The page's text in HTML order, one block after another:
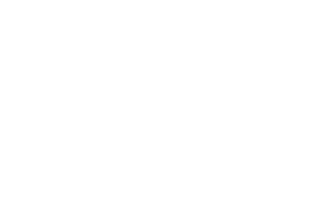
，誠摯邀請十方善信大德，一同回到北投土地公埔
盛典，邀請十方善信大德蒞臨參香祝壽，同沐母娘
渡法會，正是讓我們用善念與功德，迴向冥陽兩利
超薦法會，普施眾生・慎終追遠・廣植福田
闖關趣，邀請大小朋友一起留下珍貴的家庭回憶
，一杯茶，一份心意；一句感謝，一生難忘。
軍科儀，吉祥月不只有普渡祈福，也有一份感謝